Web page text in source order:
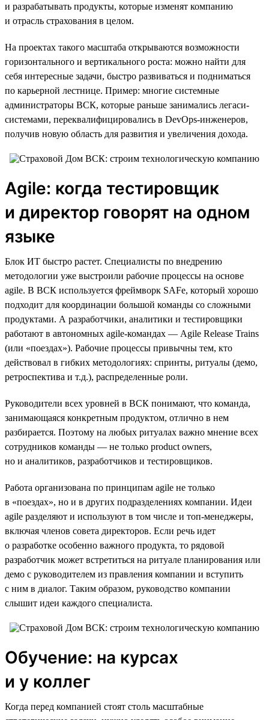
и разрабатывать продукты, которые изменят компанию
и отрасль страхования в целом.
На проектах такого масштаба открываются возможности
горизонтального и вертикального роста: можно найти для
себя интересные задачи, быстро развиваться и подниматься
по карьерной лестнице. Пример: многие системные
администраторы ВСК, которые раньше занимались легаси-
системами, переквалифицировались в DevOps-инженеров,
получив новую область для развития и увеличения дохода.
Agile: когда тестировщик
и директор говорят на одном
языке
Блок ИТ быстро растет. Специалисты по внедрению
методологии уже выстроили рабочие процессы на основе
agile. В ВСК используется фреймворк SAFe, который хорошо
подходит для координации большой команды со сложными
продуктами. А разработчики, аналитики и тестировщики
работают в автономных agile-командах — Agile Release Trains
(или «поездах»). Рабочие процессы привычны тем, кто
действовал в гибких методологиях: спринты, ритуалы (демо,
ретроспектива и т.д.), распределенные роли.
Руководители всех уровней в ВСК понимают, что команда,
занимающаяся конкретным продуктом, отлично в нем
разбирается. Поэтому на любых ритуалах важно мнение всех
сотрудников команды — не только product owners,
но и аналитиков, разработчиков и тестировщиков.
Работа организована по принципам agile не только
в «поездах», но и в других подразделениях компании. Идеи
agile разделяют и используют в том числе и топ-менеджеры,
включая членов совета директоров. Если речь идет
о разработке особенно важного продукта, то рядовой
разработчик может встретиться на ритуале планирования или
демо с руководителем из правления компании и вступить
с ним в диалог. Таким образом, руководство компании
слышит идеи каждого специалиста.
Обучение: на курсах
и у коллег
Когда перед компанией стоят столь масштабные